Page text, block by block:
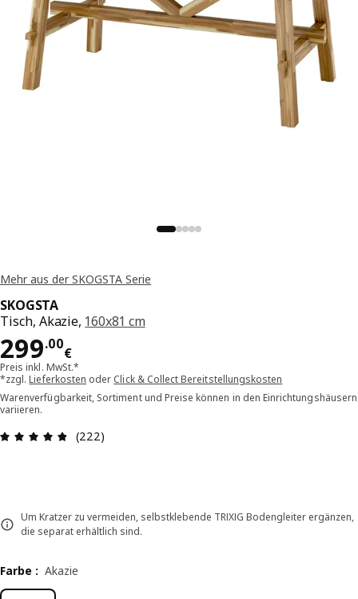
Mehr aus der SKOGSTA Serie
SKOGSTA
Tisch, Akazie, 160x81 cm
299.00
€
Preis 299.00€
Preis inkl. MwSt.*
*zzgl.Lieferkosten oder Click & Collect Bereitstellungskosten
Warenverfügbarkeit, Sortiment und Preise können in den Einrichtungshäusern
variieren.
Bewertung: 4.8 von 5 Sterne Alle Bewertungen:
(222)
Um Kratzer zu vermeiden, selbstklebende TRIXIG Bodengleiter ergänzen,
die separat erhältlich sind.
Farbe : Akazie